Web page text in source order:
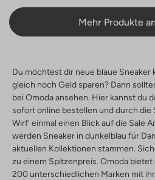
Mehr Produkte
Du möchtest dir neue blaue Sneaker
gleich noch Geld sparen? Dann
bei Omoda ansehen. Hier kannst du
sofort online bestellen und durch die
Wirf' einmal einen Blick auf die Sale
werden Sneaker in dunkelblau für
aktuellen Kollektionen stammen.
zu einem Spitzenpreis. Omoda
200 unterschiedlichen Marken mit